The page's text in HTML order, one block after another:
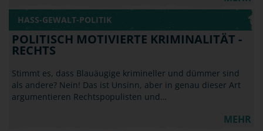
HASS-GEWALT-POLITIK
POLITISCH MOTIVIERTE KRIMINALITÄT -
RECHTS
Stimmt es, dass Blauäugige krimineller und dümmer sind
als andere? Nein! Das ist Unsinn, aber in genau dieser Art
argumentieren Rechtspopulisten und…
MEHR